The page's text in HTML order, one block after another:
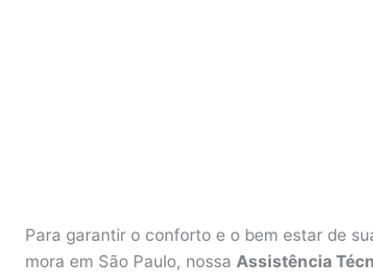
Para garantir o conforto e o bem estar de
mora em São Paulo, nossa Assistência